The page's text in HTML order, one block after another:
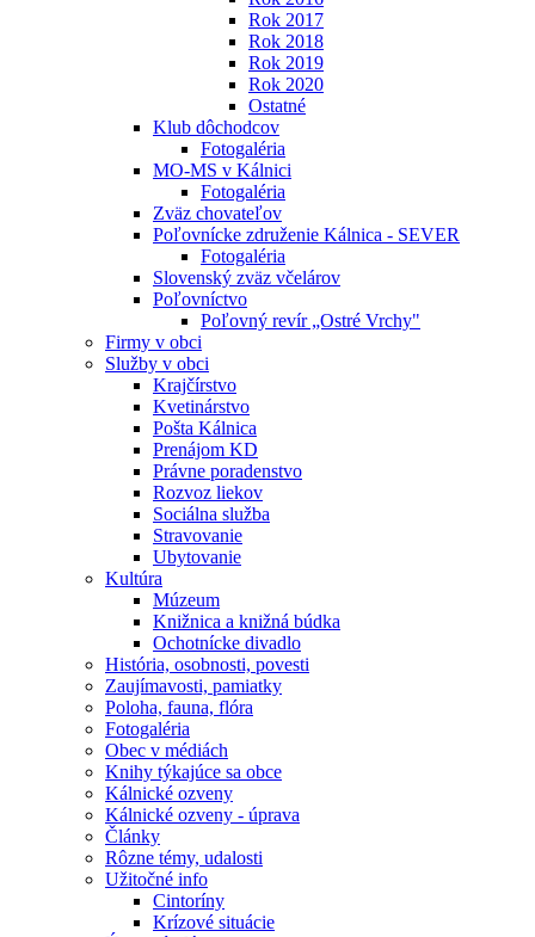
Rok 2017
Rok 2018
Rok 2019
Rok 2020
Ostatné
Klub dôchodcov
Fotogaléria
MO-MS v Kálnici
Fotogaléria
Zväz chovateľov
Poľovnícke združenie Kálnica - SEVER
Fotogaléria
Slovenský zväz včelárov
Poľovníctvo
Poľovný revír „Ostré Vrchy"
Firmy v obci
Služby v obci
Krajčírstvo
Kvetinárstvo
Pošta Kálnica
Prenájom KD
Právne poradenstvo
Rozvoz liekov
Sociálna služba
Stravovanie
Ubytovanie
Kultúra
Múzeum
Knižnica a knižná búdka
Ochotnícke divadlo
História, osobnosti, povesti
Zaujímavosti, pamiatky
Poloha, fauna, flóra
Fotogaléria
Obec v médiách
Knihy týkajúce sa obce
Kálnické ozveny
Kálnické ozveny - úprava
Články
Rôzne témy, udalosti
Užitočné info
Cintoríny
Krízové situácie